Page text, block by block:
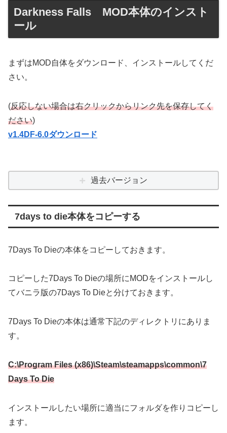
Darkness Falls MOD本体のインスト
ール
まずはMOD自体をダウンロード、インストールしてくだ
さい。
(反応しない場合は右クリックからリンク先を保存してく
ださい)
v1.4DF-6.0ダウンロード
過去バージョン
7days to die本体をコピーする
7Days To Dieの本体をコピーしておきます。
コピーした7Days To Dieの場所にMODをインストールし
てバニラ版の7Days To Dieと分けておきます。
7Days To Dieの本体は通常下記のディレクトリにありま
す。
C:\Program Files (x86)\Steam\steamapps\common\7
Days To Die
インストールしたい場所に適当にフォルダを作りコピーし
ます。